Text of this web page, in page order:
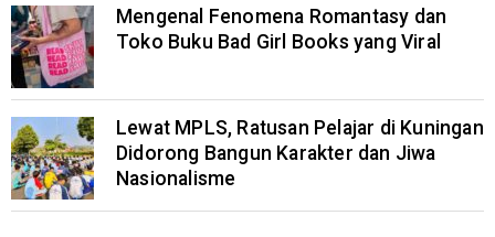
Mengenal Fenomena Romantasy dan
Toko Buku Bad Girl Books yang Viral
Lewat MPLS, Ratusan Pelajar di Kuningan
Didorong Bangun Karakter dan Jiwa
Nasionalisme